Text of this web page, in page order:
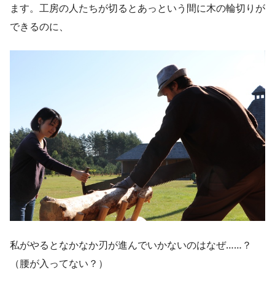
ます。工房の人たちが切るとあっという間に木の輪切りが
できるのに、
私がやるとなかなか刃が進んでいかないのはなぜ……？
（腰が入ってない？）